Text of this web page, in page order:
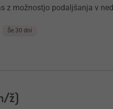
z možnostjo podaljšanja v
Še 30 dni
ž)